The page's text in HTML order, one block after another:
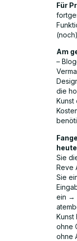
Für
Am
–
die
Kunst
Sie
Reve
Sie
ein →
Kunst
ohne
ohne